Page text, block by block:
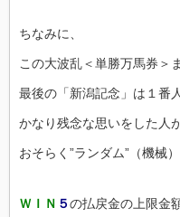
ちなみに、
この大波乱＜単勝万馬券＞
最後の「新潟記念」は１番
かなり残念な思いをした人
おそらく”ランダム”（機械
ＷＩＮ ５の払戻金の上限金